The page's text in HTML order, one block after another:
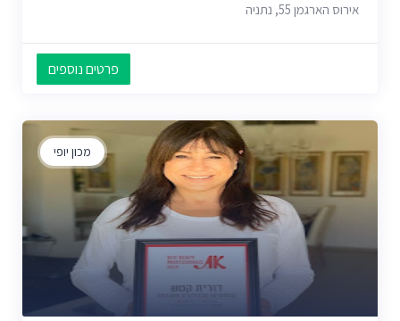
אירוס הארגמן 55, נתניה
פרטים נוספים
מכון יופי